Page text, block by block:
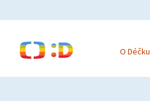
O Déčku